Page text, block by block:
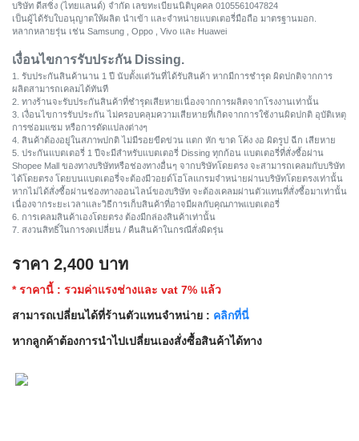
บริษัท ดีสซิ่ง (ไทยแลนด์) จำกัด เลขทะเบียนนิติบุคคล 0105561047824
เป็นผู้ได้รับใบอนุญาตให้ผลิต นำเข้า และจำหน่ายแบตเตอรี่มือถือ มาตรฐานมอก.
หลากหลายรุ่น เช่น Samsung , Oppo , Vivo และ Huawei
เงื่อนไขการรับประกัน Dissing.
1. รับประกันสินค้านาน 1 ปี นับตั้งแต่วันที่ได้รับสินค้า หากมีการชำรุด ผิดปกติจากการ
ผลิตสามารถเคลมได้ทันที
2. ทางร้านจะรับประกันสินค้าที่ชำรุดเสียหายเนื่องจากการผลิตจากโรงงานเท่านั้น
3. เงื่อนไขการรับประกัน ไม่ครอบคลุมความเสียหายที่เกิดจากการใช้งานผิดปกติ อุบัติเหตุ
การซ่อมแซม หรือการดัดแปลงต่างๆ
4. สินค้าต้องอยู่ในสภาพปกติ ไม่มีรอยขีดข่วน แตก หัก ขาด โค้ง งอ ผิดรูป ฉีก เสียหาย
5. ประกันแบตเตอรี่ 1 ปีจะมีสำหรับแบตเตอรี่ Dissing ทุกก้อน แบตเตอรี่ที่สั่งซื้อผ่าน
Shopee Mall ของทางบริษัทหรือช่องทางอื่นๆ จากบริษัทโดยตรง จะสามารถเคลมกับบริษัท
ได้โดยตรง โดยบนแบตเตอรี่จะต้องมีวอยด์โฮโลแกรมจำหน่ายผ่านบริษัทโดยตรงเท่านั้น
หากไม่ได้สั่งซื้อผ่านช่องทางออนไลน์ของบริษัท จะต้องเคลมผ่านตัวแทนที่สั่งซื้อมาเท่านั้น
เนื่องจากระยะเวลาและวิธีการเก็บสินค้าที่อาจมีผลกับคุณภาพแบตเตอรี่
6. การเคลมสินค้าเองโดยตรง ต้องมีกล่องสินค้าเท่านั้น
7. สงวนสิทธิ์ในการงดเปลี่ยน / คืนสินค้าในกรณีสั่งผิดรุ่น
ราคา 2,400 บาท
* ราคานี้ : รวมค่าแรงช่างและ vat 7% แล้ว
สามารถเปลี่ยนได้ที่ร้านตัวแทนจำหน่าย : คลิกที่นี่
หากลูกค้าต้องการนำไปเปลี่ยนเองสั่งซื้อสินค้าได้ทาง